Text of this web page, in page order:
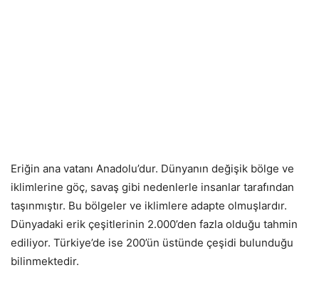
Eriğin ana vatanı Anadolu’dur. Dünyanın değişik bölge ve
iklimlerine göç, savaş gibi nedenlerle insanlar tarafından
taşınmıştır. Bu bölgeler ve iklimlere adapte olmuşlardır.
Dünyadaki erik çeşitlerinin 2.000’den fazla olduğu tahmin
ediliyor. Türkiye’de ise 200’ün üstünde çeşidi bulunduğu
bilinmektedir.